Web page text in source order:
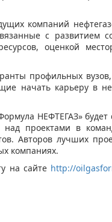
компаний
с развитием
оценкой
профильных
начать карьеру в
НЕФТЕГАЗ» будет
проектами в
Авторов лучших
компаниях.
на сайте http://